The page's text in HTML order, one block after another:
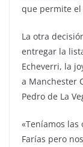
que permite
La otra
entregar la
Echeverri, la
a Manchester
Pedro de La
«Teníamos las
Farías pero